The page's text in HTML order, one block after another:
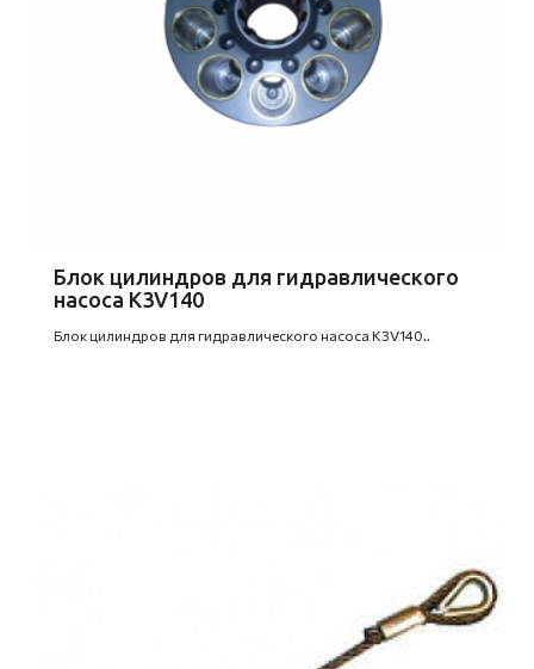
Блок цилиндров для гидравлического
насоса K3V140
Блок цилиндров для гидравлического насоса K3V140..